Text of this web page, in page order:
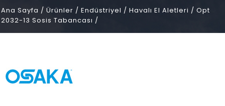
Ana Sayfa / Ürünler / Endüstriyel / Havalı El Aletleri / Opt
2032-13 Sosis Tabancası /